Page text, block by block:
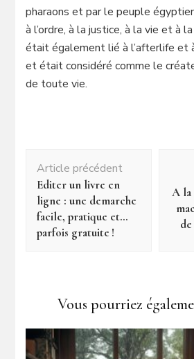
pharaons et par le peuple
à l’ordre, à la justice, à la vie et à
était également lié à l’afterlife et
et était considéré comme le
de toute vie.
d'article
Article précédent
Editer un livre en
ligne : une demarche
facile, pratique et…
parfois gratuite !
A la
Vous pourriez